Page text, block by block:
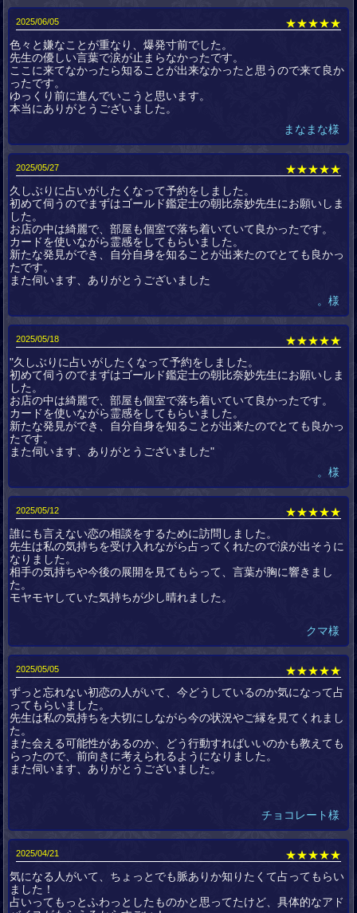
2025/06/05
★★★★★
色々と嫌なことが重なり、爆発寸前でした。
先生の優しい言葉で涙が止まらなかったです。
ここに来てなかったら知ることが出来なかったと思うので来て良か
ったです。
ゆっくり前に進んでいこうと思います。
本当にありがとうございました。
まなまな様
2025/05/27
★★★★★
久しぶりに占いがしたくなって予約をしました。
初めて伺うのでまずはゴールド鑑定士の朝比奈妙先生にお願いしま
した。
お店の中は綺麗で、部屋も個室で落ち着いていて良かったです。
カードを使いながら霊感をしてもらいました。
新たな発見ができ、自分自身を知ることが出来たのでとても良かっ
たです。
また伺います、ありがとうございました
。様
2025/05/18
★★★★★
"久しぶりに占いがしたくなって予約をしました。
初めて伺うのでまずはゴールド鑑定士の朝比奈妙先生にお願いしま
した。
お店の中は綺麗で、部屋も個室で落ち着いていて良かったです。
カードを使いながら霊感をしてもらいました。
新たな発見ができ、自分自身を知ることが出来たのでとても良かっ
たです。
また伺います、ありがとうございました"
。様
2025/05/12
★★★★★
誰にも言えない恋の相談をするために訪問しました。
先生は私の気持ちを受け入れながら占ってくれたので涙が出そうに
なりました。
相手の気持ちや今後の展開を見てもらって、言葉が胸に響きまし
た。
モヤモヤしていた気持ちが少し晴れました。
クマ様
2025/05/05
★★★★★
ずっと忘れない初恋の人がいて、今どうしているのか気になって占
ってもらいました。
先生は私の気持ちを大切にしながら今の状況やご縁を見てくれまし
た。
また会える可能性があるのか​​、どう行動すればいいのかも教えても
らったので、前向きに考えられるようになりました。
また伺います、ありがとうございました。
チョコレート様
2025/04/21
★★★★★
気になる人がいて、ちょっとでも脈ありか知りたくて占ってもらい
ました！
占いってもっとふわっとしたものかと思ってたけど、具体的なアド